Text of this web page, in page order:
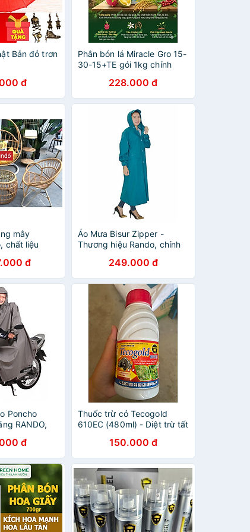
Bản đỏ trơn
đ
Phân bón lá Miracle Gro 15-
30-15+TE gói 1kg chính
228.000 đ
mây
chất liệu
đ
Áo Mưa Bisur Zipper -
Thương hiệu Rando, chính
249.000 đ
Poncho
RANDO,
đ
Thuốc trừ cỏ Tecogold
610EC (480ml) - Diệt trừ tất
150.000 đ